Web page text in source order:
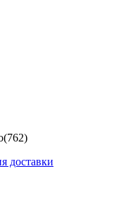
доставки